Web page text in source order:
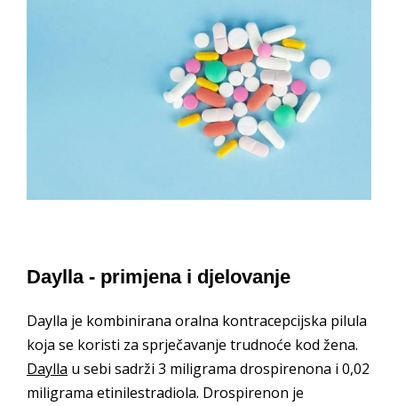
Daylla - primjena i djelovanje
Daylla je kombinirana oralna kontracepcijska pilula
koja se koristi za sprječavanje trudnoće kod žena.
Daylla u sebi sadrži 3 miligrama drospirenona i 0,02
miligrama etinilestradiola. Drospirenon je